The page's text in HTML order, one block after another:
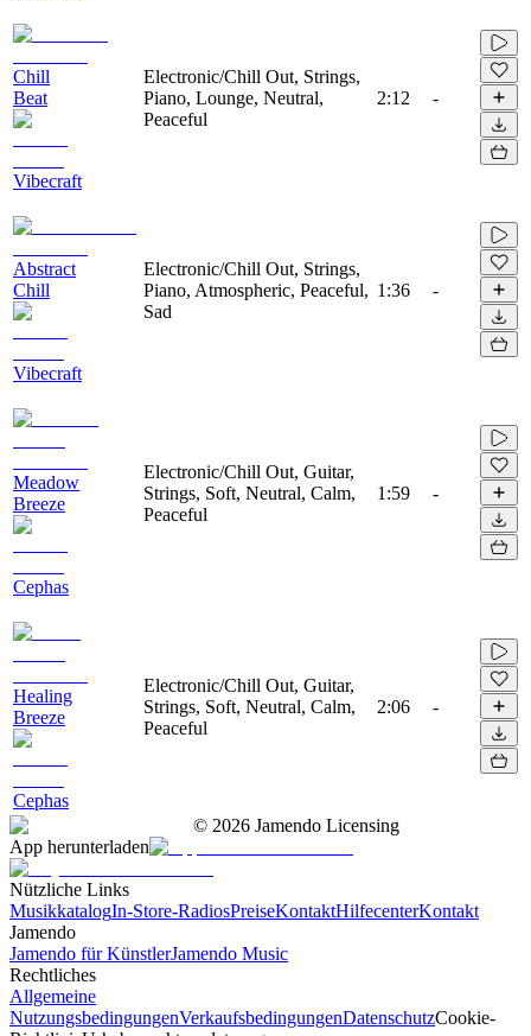
Chill
Beat
Vibecraft
Electronic/Chill Out, Strings,
Piano, Lounge, Neutral,
Peaceful
2:12 -
Abstract
Chill
Vibecraft
Electronic/Chill Out, Strings,
Piano, Atmospheric, Peaceful,
Sad
1:36 -
Meadow
Breeze
Cephas
Electronic/Chill Out, Guitar,
Strings, Soft, Neutral, Calm,
Peaceful
1:59 -
Healing
Breeze
Cephas
Electronic/Chill Out, Guitar,
Strings, Soft, Neutral, Calm,
Peaceful
2:06 -
© 2026 Jamendo Licensing
App herunterladen
Nützliche Links
MusikkatalogIn-Store-RadiosPreiseKontaktHilfecenterKontakt
Jamendo
Jamendo für KünstlerJamendo Music
Rechtliches
Allgemeine
NutzungsbedingungenVerkaufsbedingungenDatenschutzCookie-